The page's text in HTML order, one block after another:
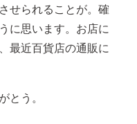
せられることが。確
に思います。お店に
最近百貨店の通販に
とう。